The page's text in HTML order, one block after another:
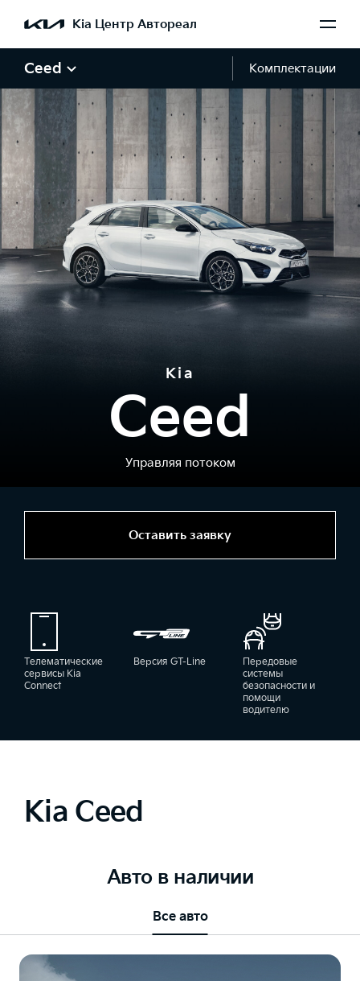
Kia Центр Автореал
Ceed Комплектации
Оставить заявку
Kia
Ceed
Управляя потоком
Телематические
сервисы Kia
Connect
Версия GT-Line
Передовые
системы
безопасности и
помощи
водителю
Kia Ceed
Авто в наличии
Все авто